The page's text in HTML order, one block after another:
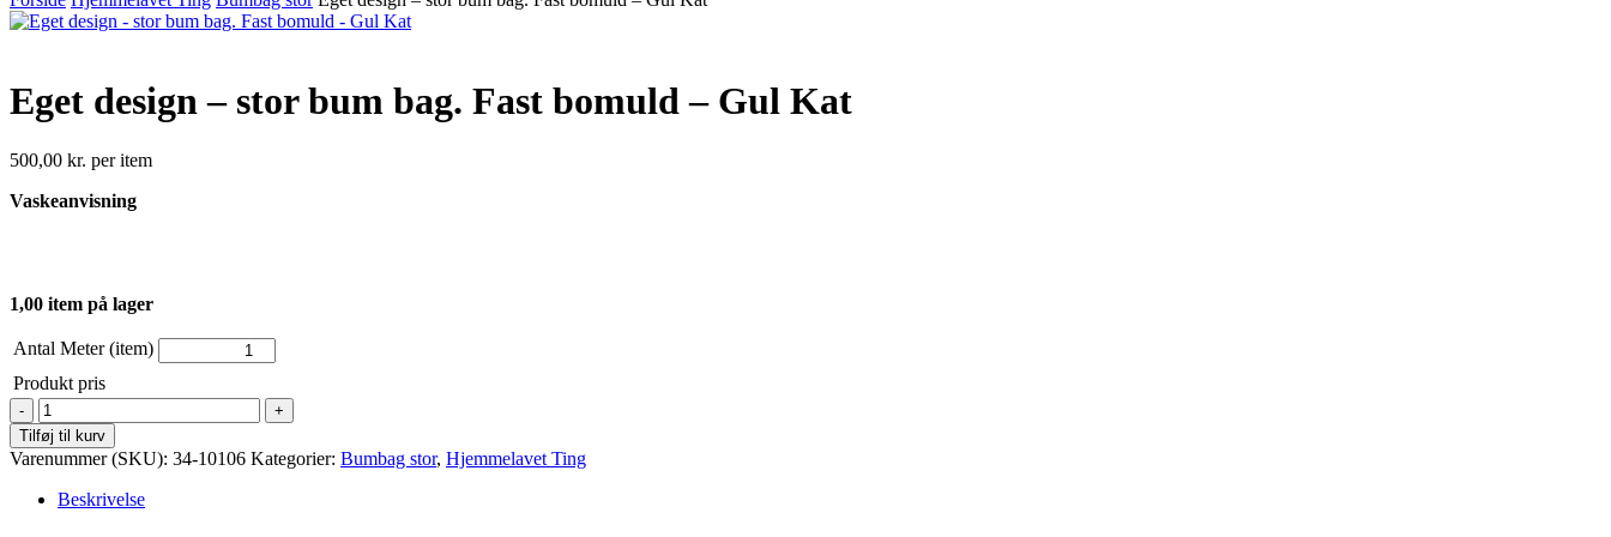
Eget design – stor bum bag. Fast bomuld – Gul Kat
500,00 kr. per item
Vaskeanvisning
1,00 item på lager
Antal Meter (item)
Produkt pris
Eget
design
-
stor
bum
bag.
Tilføj til kurv
Varenummer (SKU): 34-10106 Kategorier: Bumbag stor, Hjemmelavet Ting
Beskrivelse